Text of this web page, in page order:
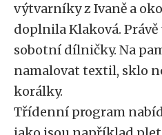
výtvarníky z Ivaně a
doplnila Klaková.
sobotní dílničky. Na
namalovat textil, sklo
korálky.
Třídenní program